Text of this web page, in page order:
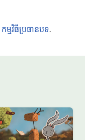
កម្មវិធីប្រធានបទ.